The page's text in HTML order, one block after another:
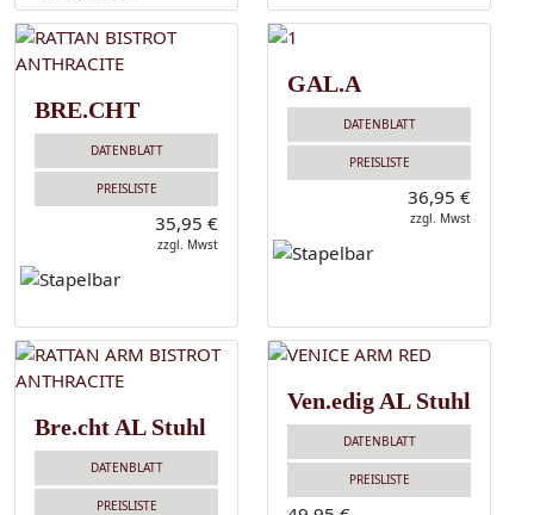
BRE.CHT
DATENBLATT
PREISLISTE
35,95 €
zzgl. Mwst
GAL.A
DATENBLATT
PREISLISTE
36,95 €
zzgl. Mwst
Bre.cht AL Stuhl
DATENBLATT
PREISLISTE
Ven.edig AL Stuhl
DATENBLATT
PREISLISTE